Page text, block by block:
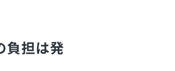
負担は発